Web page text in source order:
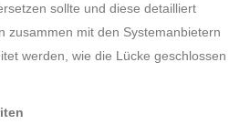
sollte und diese detailliert
zusammen mit den Systemanbietern
werden, wie die Lücke geschlossen